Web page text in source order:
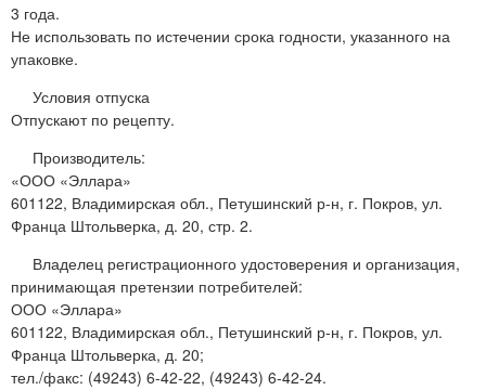
3 года.
Не использовать по истечении срока годности, указанного на
упаковке.
Условия отпуска
Отпускают по рецепту.
Производитель:
«ООО «Эллара»
601122, Владимирская обл., Петушинский р-н, г. Покров, ул.
Франца Штольверка, д. 20, стр. 2.
Владелец регистрационного удостоверения и организация,
принимающая претензии потребителей:
ООО «Эллара»
601122, Владимирская обл., Петушинский р-н, г. Покров, ул.
Франца Штольверка, д. 20;
тел./факс: (49243) 6-42-22, (49243) 6-42-24.